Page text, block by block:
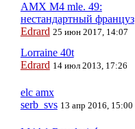
AMX M4 mle. 49:
нестандартный француз
Edrard 25 июн 2017, 14:07
Lorraine 40t
Edrard 14 июл 2013, 17:26
elc amx
serb_svs 13 апр 2016, 15:00